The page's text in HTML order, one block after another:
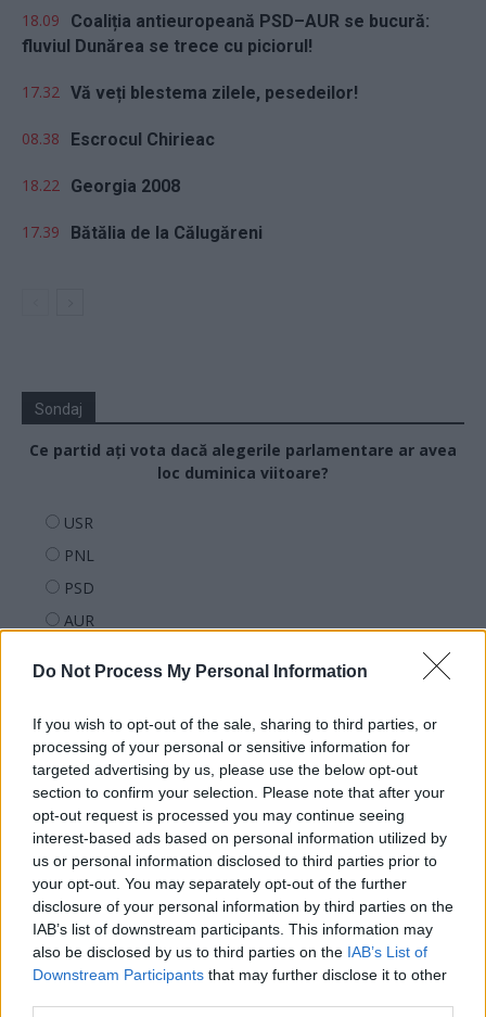
Do Not Process My Personal Information
If you wish to opt-out of the sale, sharing to third parties, or
processing of your personal or sensitive information for
targeted advertising by us, please use the below opt-out
section to confirm your selection. Please note that after your
opt-out request is processed you may continue seeing
interest-based ads based on personal information utilized by
us or personal information disclosed to third parties prior to
your opt-out. You may separately opt-out of the further
disclosure of your personal information by third parties on the
IAB’s list of downstream participants. This information may
also be disclosed by us to third parties on the IAB’s List of
Downstream Participants that may further disclose it to other
18.09
Coaliția antieuropeană PSD–AUR se bucură:
fluviul Dunărea se trece cu piciorul!
17.32 Vă veți blestema zilele, pesedeilor!
08.38 Escrocul Chirieac
18.22 Georgia 2008
17.39 Bătălia de la Călugăreni
Sondaj
Ce partid ați vota dacă alegerile parlamentare ar avea
loc duminica viitoare?
USR
PNL
PSD
AUR
Forța Dreptei (L. Orban)
PNȚMM
REPER
SENS
SOS (Șoșoacă)
POT (Gavrilă)
PACE (Peia)
Acțiunea Conservatoare (Târziu)
PDF (Lazarus)
PUSL (D. Voiculescu)